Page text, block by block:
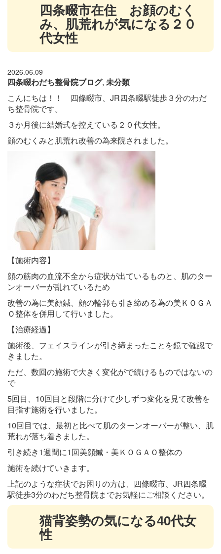
四条畷市在住 お顔のむく
み、肌荒れが気になる２０
代女性
2026.06.09
四条畷わだち整骨院ブログ, 未分類
こんにちは！！ 四條畷市、JR四条畷駅徒歩３分のわだ
ち整骨院です。
３か月後に結婚式を控えている２０代女性。
顔のむくみと肌荒れ改善の為来院されました。
【施術内容】
顔の筋肉の血流不全から症状が出ているものと、肌のター
ンオーバーが乱れているため
改善の為に美顔鍼、顔の輪郭も引き締める為の美ＫＯＧＡ
Ｏ整体を併用して行いました。
【治療経過】
施術後、フェイスラインが引き締まったことを鏡で確認で
きました。
ただ、数回の施術で大きく変化がで続けるものではないの
で
5回目、10回目と段階に分けて少しずつ変化を見て改善を
目指す施術を行いました。
10回目では、最初と比べて肌のターンオーバーが整い、肌
荒れが落ち着きました。
引き続き1週間に1回美顔鍼・美ＫＯＧＡＯ整体の
施術を続けていきます。
上記のような症状でお困りの方は、四條畷市、JR四条畷
駅徒歩3分のわだち整骨院までお気軽にご相談ください。
猫背姿勢の気になる40代女
性